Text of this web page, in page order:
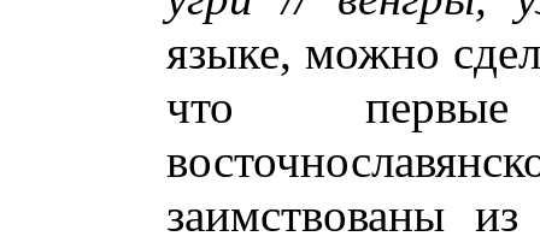
языке, можно
что
заимствованы